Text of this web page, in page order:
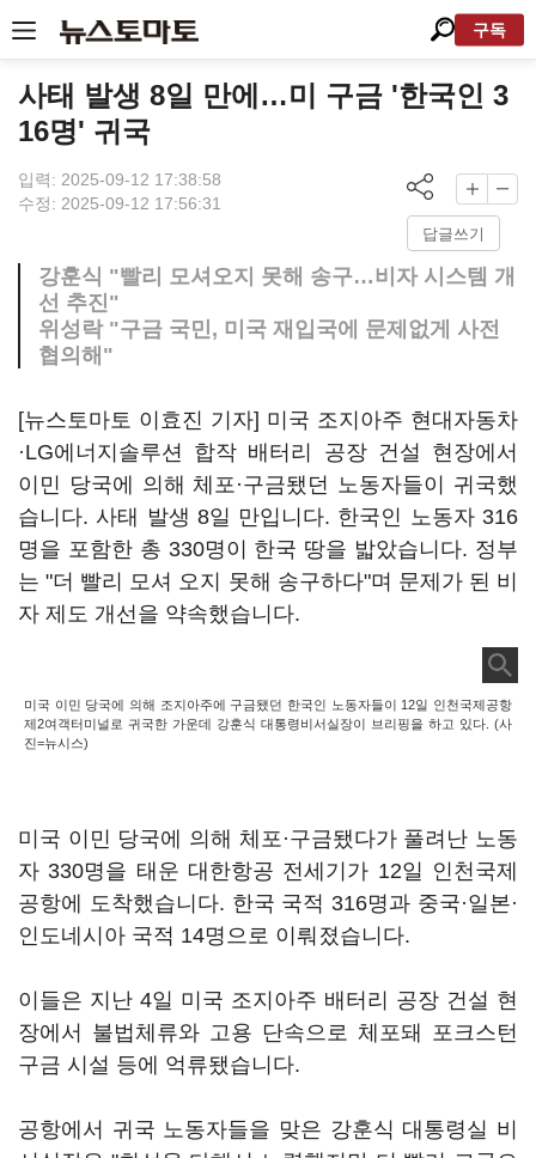
구독
사태 발생 8일 만에…미 구금 '한국인 3
16명' 귀국
입력: 2025-09-12 17:38:58
수정: 2025-09-12 17:56:31
답글쓰기
강훈식 "빨리 모셔오지 못해 송구…비자 시스템 개
선 추진"
위성락 "구금 국민, 미국 재입국에 문제없게 사전
협의해"
[뉴스토마토 이효진 기자] 미국 조지아주 현대자동차
·LG에너지솔루션 합작 배터리 공장 건설 현장에서
이민 당국에 의해 체포·구금됐던 노동자들이 귀국했
습니다. 사태 발생 8일 만입니다. 한국인 노동자 316
명을 포함한 총 330명이 한국 땅을 밟았습니다. 정부
는 "더 빨리 모셔 오지 못해 송구하다"며 문제가 된 비
자 제도 개선을 약속했습니다.
미국 이민 당국에 의해 조지아주에 구금됐던 한국인 노동자들이 12일 인천국제공항
제2여객터미널로 귀국한 가운데 강훈식 대통령비서실장이 브리핑을 하고 있다. (사
진=뉴시스)
미국 이민 당국에 의해 체포·구금됐다가 풀려난 노동
자 330명을 태운 대한항공 전세기가 12일 인천국제
공항에 도착했습니다. 한국 국적 316명과 중국·일본·
인도네시아 국적 14명으로 이뤄졌습니다.
이들은 지난 4일 미국 조지아주 배터리 공장 건설 현
장에서 불법체류와 고용 단속으로 체포돼 포크스턴
구금 시설 등에 억류됐습니다.
공항에서 귀국 노동자들을 맞은 강훈식 대통령실 비